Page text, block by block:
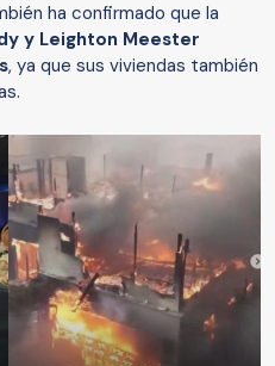
ha confirmado que la
y Leighton Meester
, ya que sus viviendas también